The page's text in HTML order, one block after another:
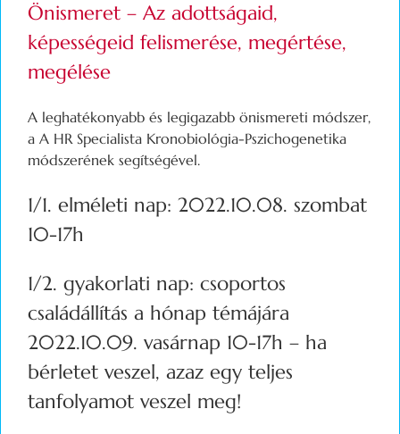
Önismeret – Az adottságaid,
képességeid felismerése, megértése,
megélése
A leghatékonyabb és legigazabb önismereti módszer,
a A HR Specialista Kronobiológia-Pszichogenetika
módszerének segítségével.
1/1. elméleti nap: 2022.10.08. szombat
10-17h
1/2. gyakorlati nap: csoportos
családállítás a hónap témájára
2022.10.09. vasárnap 10-17h – ha
bérletet veszel, azaz egy teljes
tanfolyamot veszel meg!